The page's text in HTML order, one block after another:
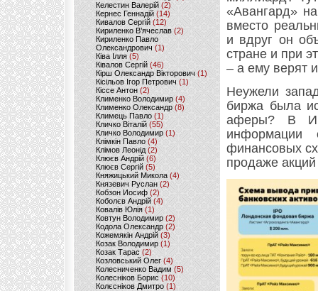
Келестин Валерій(2)
Кернес Геннадій (14)
Кивалов Сергій (12)
Кириленко В’ячеслав (2)
Кириленко Павло
Олександрович (1)
Ківа Ілля (5)
Ківалов Сергій(46)
Кірш Олександр Вікторович (1)
Кісільов Ігор Петрович (1)
Кіссе Антон (2)
Клименко Володимир(4)
Клименко Олександр (8)
Климець Павло (1)
Кличко Віталій(55)
Кличко Володимир (1)
Клімкін Павло (4)
Клімов Леонід(2)
Клюєв Андрій(6)
Клюєв Сергій (5)
Княжицький Микола(4)
Князевич Руслан (2)
Кобзон Иосиф(2)
Коболєв Андрій (4)
Ковалів Юлія(1)
Ковтун Володимир (2)
Кодола Олександр (2)
Кожемякін Андрій (3)
Козак Володимир (1)
Козак Тарас (2)
Козловський Олег(4)
Колесниченко Вадим (5)
Колесніков Борис (10)
Колєсніков Дмитро (1)
«Авангард»
вместо
и вдруг он
стране и при
– а ему верят
Неужели
биржа была
аферы? В
информации
финансовых
продаже